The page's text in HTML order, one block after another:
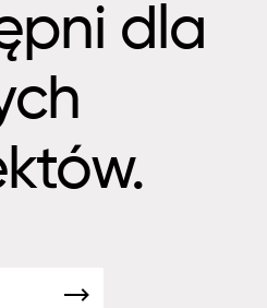
dla